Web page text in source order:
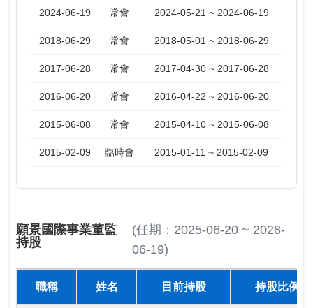
2024-06-19 常會 2024-05-21 ~ 2024-06-19
2018-06-29 常會 2018-05-01 ~ 2018-06-29
2017-06-28 常會 2017-04-30 ~ 2017-06-28
2016-06-20 常會 2016-04-22 ~ 2016-06-20
2015-06-08 常會 2015-04-10 ~ 2015-06-08
2015-02-09 臨時會 2015-01-11 ~ 2015-02-09
願景國際事業董監
持股
(任期：2025-06-20 ~ 2028-
06-19)
職稱 姓名 目前持股 持股比例